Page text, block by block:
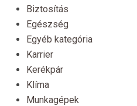
Biztosítás
Egészség
Egyéb kategória
Karrier
Kerékpár
Klíma
Munkagépek